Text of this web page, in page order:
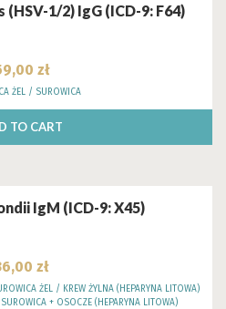
1/2) IgG (ICD-9: F64)
zł
ŻEL / SUROWICA
TO CART
IgM (ICD-9: X45)
zł
ŻEL / KREW ŻYLNA (HEPARYNA LITOWA)
+ OSOCZE (HEPARYNA LITOWA)